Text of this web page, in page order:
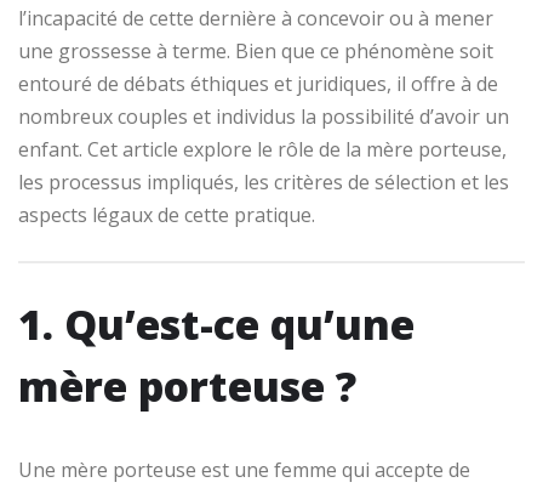
l’incapacité de cette dernière à concevoir ou à mener
une grossesse à terme. Bien que ce phénomène soit
entouré de débats éthiques et juridiques, il offre à de
nombreux couples et individus la possibilité d’avoir un
enfant. Cet article explore le rôle de la mère porteuse,
les processus impliqués, les critères de sélection et les
aspects légaux de cette pratique.
1. Qu’est-ce qu’une
mère porteuse ?
Une mère porteuse est une femme qui accepte de